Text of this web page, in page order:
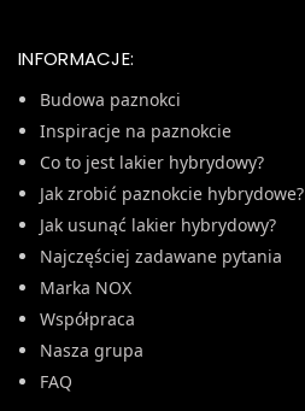
INFORMACJE:
Budowa paznokci
Inspiracje na paznokcie
Co to jest lakier hybrydowy?
Jak zrobić paznokcie hybrydowe?
Jak usunąć lakier hybrydowy?
Najczęściej zadawane pytania
Marka NOX
Współpraca
Nasza grupa
FAQ